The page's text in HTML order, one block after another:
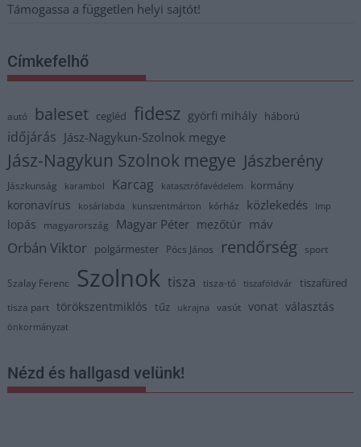
Támogassa a független helyi sajtót!
Címkefelhő
autó baleset cegléd fidesz györfi mihály háború
időjárás Jász-Nagykun-Szolnok megye
Jász-Nagykun Szolnok megye Jászberény
Jászkunság karambol Karcag katasztrófavédelem kormány
koronavírus kosárlabda kunszentmárton kórház közlekedés lmp
lopás magyarország Magyar Péter mezőtúr máv
Orbán Viktor polgármester Pócs János rendőrség sport
Szalay Ferenc Szolnok tisza tisza-tó tiszaföldvár tiszafüred
tisza part törökszentmiklós tűz ukrajna vasút vonat választás
önkormányzat
Nézd és hallgasd velünk!